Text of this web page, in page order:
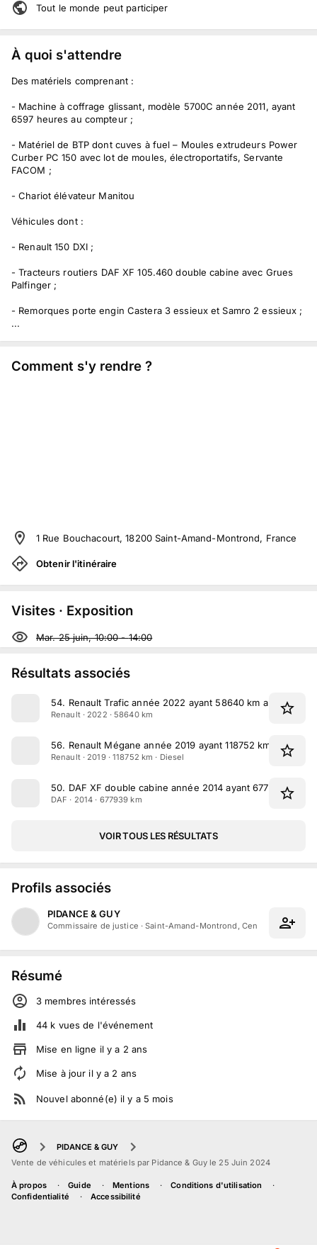
Tout le monde peut participer
À quoi s'attendre
Des matériels comprenant :
- Machine à coffrage glissant, modèle 5700C année 2011, ayant
6597 heures au compteur ;
- Matériel de BTP dont cuves à fuel – Moules extrudeurs Power
Curber PC 150 avec lot de moules, électroportatifs, Servante
FACOM ;
- Chariot élévateur Manitou
Véhicules dont :
- Renault 150 DXI ;
- Tracteurs routiers DAF XF 105.460 double cabine avec Grues
Palfinger ;
- Remorques porte engin Castera 3 essieux et Samro 2 essieux ;
...
Comment s'y rendre ?
1 Rue Bouchacourt, 18200 Saint-Amand-Montrond, France
Obtenir l'itinéraire
Visites · Exposition
Mar. 25 juin, 10:00-14:00
Résultats associés
54. Renault Trafic année 2022 ayant 58640 km au
Renault · 2022 · 58640 km
56. Renault Mégane année 2019 ayant 118752 km au
Renault · 2019 · 118752 km · Diesel
50. DAF XF double cabine année 2014 ayant 677939 km
DAF · 2014 · 677939 km
VOIR TOUS LES RÉSULTATS
Profils associés
PIDANCE & GUY
Commissaire de justice ·Saint-Amand-Montrond, Centre-Val de Loire
Résumé
3 membres intéressés
44 k vues de l'événement
Mise en ligne il y a 2 ans
Mise à jour il y a 2 ans
Nouvel abonné(e) il y a 5 mois
PIDANCE & GUY
Vente de véhicules et matériels par Pidance & Guy le 25 Juin 2024
À propos Guide Mentions
Conditions d'utilisation
Confidentialité
Accessibilité